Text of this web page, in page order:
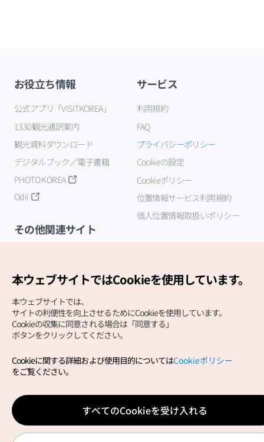
お役立ち情報
公式アプリ「VISITKOREA」
1330観光通訳案内
観光資料ダウンロード
デジタルブック／電子書籍
PHOTO KOREA
Odii
サービス
利用規約
FAQ
プライバシーポリシー
Cookieの設定
Cookieポリシー
位置情報サービス利用規約
個人位置情報取扱いポリシー
その他関連サイト
Copyright (c) Korea Tourism Organization All Rights
サイトエラー報告公式メール
japanese@knto.or.kr
本ウェブサイトではCookieを使用しています。
本ウェブサイトでは、
サイトの利便性を向上させるためにCookieを使用しています。
Cookieの収集に同意される場合は「同意する」
ボタンをクリックしてください。
Cookieに関する詳細および使用目的についてはCookieポリシー
をご覧ください。
すべてのCookieを受け入れる